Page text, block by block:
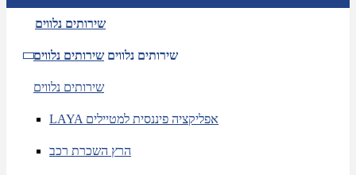
שירותים נלווים
שירותים נלווים שירותים נלווים
שירותים נלווים
LAYA אפליקציה פיננסית למטיילים
הרץ השכרת רכב